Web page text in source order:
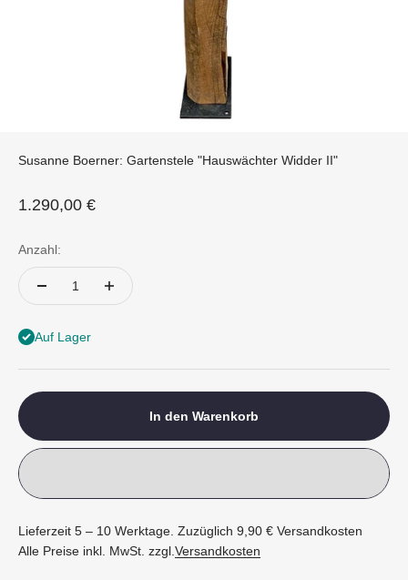
Susanne Boerner: Gartenstele "Hauswächter Widder II"
Angebot
1.290,00 €
Anzahl:
Auf Lager
In den Warenkorb
Lieferzeit 5 – 10 Werktage. Zuzüglich 9,90 € Versandkosten
Alle Preise inkl. MwSt. zzgl.Versandkosten